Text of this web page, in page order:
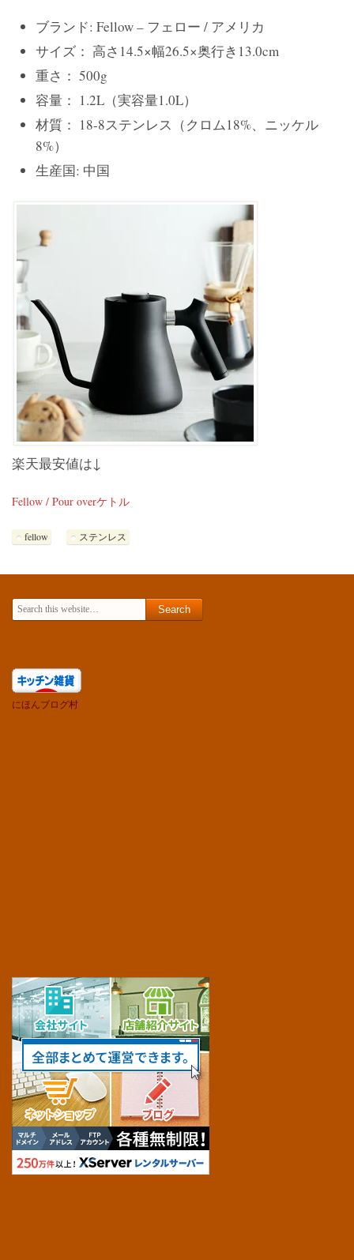
ブランド: Fellow – フェロー / アメリカ
サイズ： 高さ14.5×幅26.5×奥行き13.0cm
重さ： 500g
容量： 1.2L（実容量1.0L）
材質： 18-8ステンレス（クロム18%、ニッケル
8%）
生産国: 中国
楽天最安値は↓
Fellow / Pour overケトル
fellow ステンレス
Search for:
にほんブログ村